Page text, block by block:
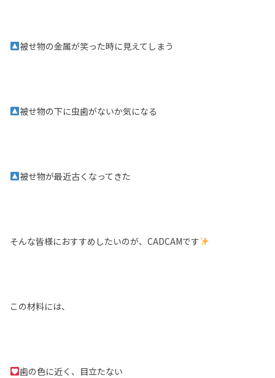
被せ物の金属が笑った時に見えてしまう
被せ物の下に虫歯がないか気になる
被せ物が最近古くなってきた
そんな皆様におすすめしたいのが、CADCAMです
この材料には、
歯の色に近く、目立たない